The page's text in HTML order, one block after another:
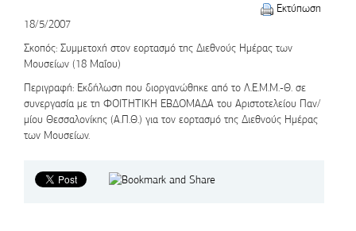
Εκτύπωση
18/5/2007
Σκοπός: Συμμετοχή στον εορτασμό της Διεθνούς Ημέρας των
Μουσείων (18 Μαΐου)
Περιγραφή: Εκδήλωση που διοργανώθηκε από το Λ.Ε.Μ.Μ.-Θ. σε
συνεργασία με τη ΦΟΙΤΗΤΙΚΗ ΕΒΔΟΜΑΔΑ του Αριστοτελείου Παν/
μίου Θεσσαλονίκης (Α.Π.Θ.) για τον εορτασμό της Διεθνούς Ημέρας
των Μουσείων.